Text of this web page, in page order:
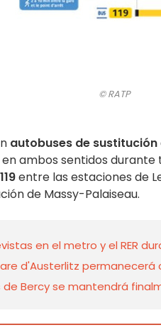
© RATP
autobuses de sustitución
en ambos sentidos
entre las estaciones de
de Massy-Palaiseau.
en el metro y el RER
d'Austerlitz permanecerá
Bercy se mantendrá